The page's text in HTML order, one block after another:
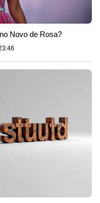
Novo de Rosa?